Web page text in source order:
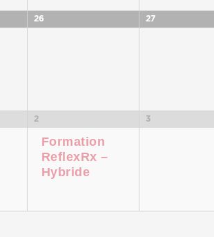
26 27
2
Formation
ReflexRx –
Hybride
3